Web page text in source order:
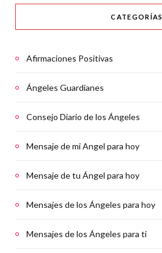
CATEGORÍAS
Afirmaciones Positivas
Ángeles Guardianes
Consejo Diario de los Ángeles
Mensaje de mi Angel para hoy
Mensaje de tu Ángel para hoy
Mensajes de los Ángeles para hoy
Mensajes de los Ángeles para ti